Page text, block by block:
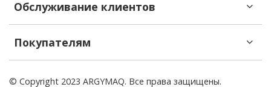
Обслуживание клиентов
Покупателям
© Copyright 2023 ARGYMAQ. Все права защищены.